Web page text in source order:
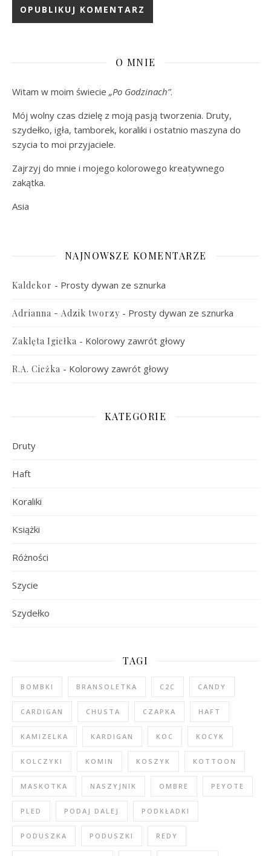
O MNIE
Witam w moim świecie „Po Godzinach”.
Mój wolny czas dzielę z moją pasją tworzenia. Druty,
szydełko, igła, tamborek, koraliki i ostatnio maszyna do
szycia to moi przyjaciele.
Zajrzyj do mnie i mojego kolorowego kreatywnego
zakątka.
Asia
NAJNOWSZE KOMENTARZE
Kaldekor - Prosty dywan ze sznurka
Adrianna - Adzik tworzy - Prosty dywan ze sznurka
Zaklęta Igiełka - Kolorowy zawrót głowy
R.A. Cieżka - Kolorowy zawrót głowy
KATEGORIE
Druty
Haft
Koraliki
Książki
Różności
Szycie
Szydełko
TAGI
BOMBKI BRANSOLETKA C2C CANDY
CARDIGAN CHUSTA CZAPKA HAFT
KAMIZELKA KARDIGAN KOC KOCYK
KOLCZYKI KOMIN KOSZYK KOTTOON
MASKOTKA NASZYJNIK OMBRE PEYOTE
PLED PODAJ DALEJ PODKŁADKI
PODUSZKA PODUSZKI REDY